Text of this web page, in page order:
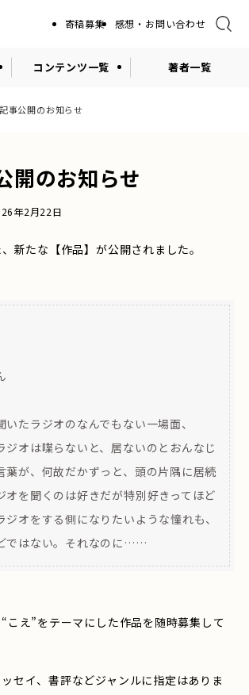
寄稿募集 感想・お問い合わせ
コンテンツ一覧 著者一覧
事公開のお知らせ
開のお知らせ
年2月22日
新たな【作品】が公開されました。
たラジオのなんでもない一場面、
オは喋らないと、居ないのとおんなじ
葉が、何故だかずっと、頭の片隅に居続
オを聞くのは好きだが特別好きってほど
ジオをする側になりたいような憧れも、
ではない。それなのに……
こえ”をテーマにした作品を随時募集して
セイ、書評などジャンルに指定はありま